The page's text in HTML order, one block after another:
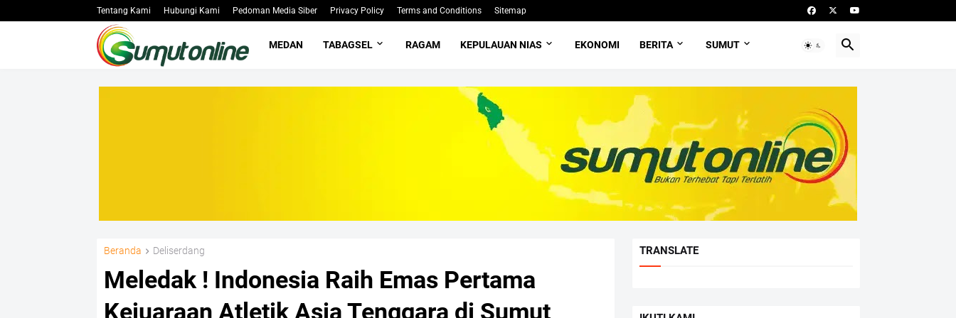
Tentang Kami Hubungi Kami Pedoman Media Siber Privacy Policy Terms and Conditions Sitemap
MEDAN TABAGSEL RAGAM KEPULAUAN NIAS EKONOMI BERITA SUMUT
Beranda Deliserdang
Meledak ! Indonesia Raih Emas Pertama
Kejuaraan Atletik Asia Tenggara di Sumut
TRANSLATE